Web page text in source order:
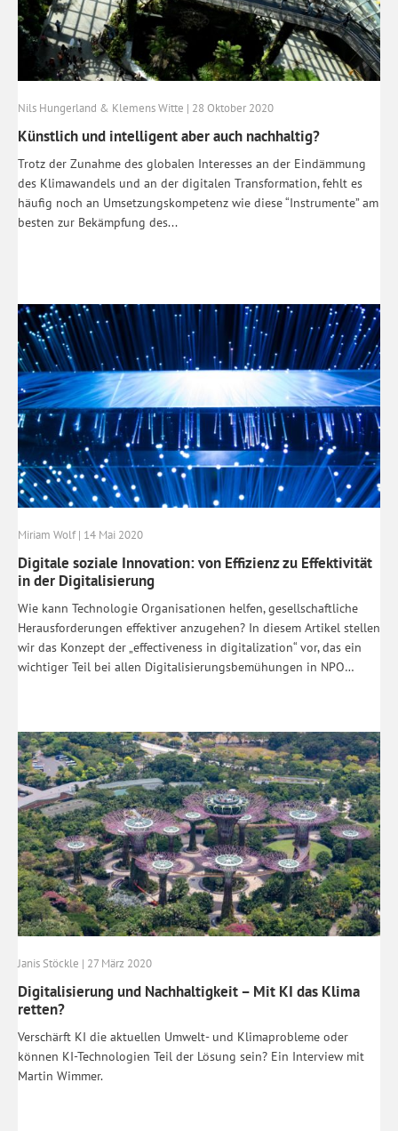
Nils Hungerland & Klemens Witte | 28 Oktober 2020
Künstlich und intelligent aber auch nachhaltig?
Trotz der Zunahme des globalen Interesses an der Eindämmung
des Klimawandels und an der digitalen Transformation, fehlt es
häufig noch an Umsetzungskompetenz wie diese “Instrumente” am
besten zur Bekämpfung des...
Miriam Wolf | 14 Mai 2020
Digitale soziale Innovation: von Effizienz zu Effektivität
in der Digitalisierung
Wie kann Technologie Organisationen helfen, gesellschaftliche
Herausforderungen effektiver anzugehen? In diesem Artikel stellen
wir das Konzept der „effectiveness in digitalization“ vor, das ein
wichtiger Teil bei allen Digitalisierungsbemühungen in NPO…
Janis Stöckle | 27 März 2020
Digitalisierung und Nachhaltigkeit – Mit KI das Klima
retten?
Verschärft KI die aktuellen Umwelt- und Klimaprobleme oder
können KI-Technologien Teil der Lösung sein? Ein Interview mit
Martin Wimmer.